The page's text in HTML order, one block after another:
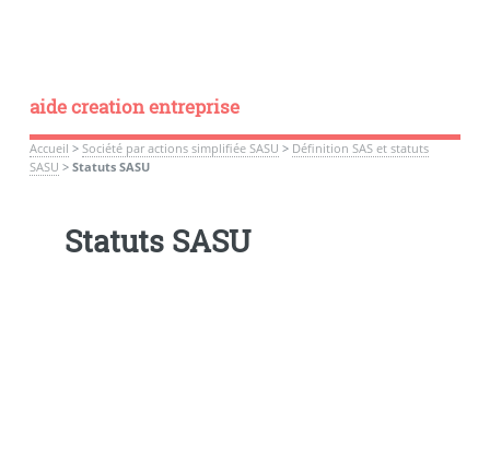
aide creation entreprise
Accueil > Société par actions simplifiée SASU > Définition SAS et statuts
SASU > Statuts SASU
Statuts SASU